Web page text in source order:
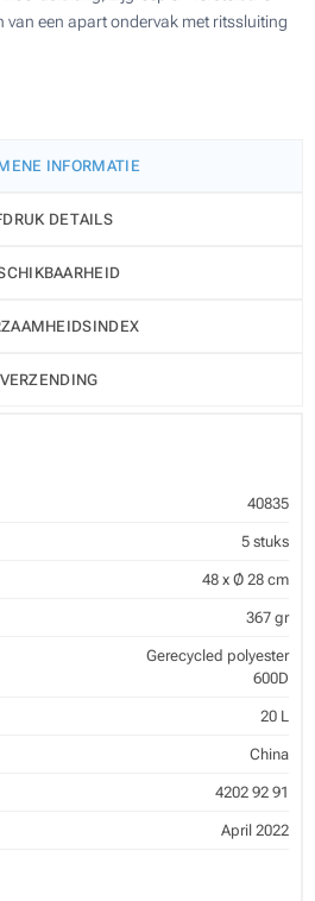
een apart ondervak met ritssluiting
INFORMATIE
DETAILS
VERZENDING
40835
5 stuks
48 x Ø 28 cm
367 gr
Gerecycled polyester
600D
20 L
China
4202 92 91
April 2022